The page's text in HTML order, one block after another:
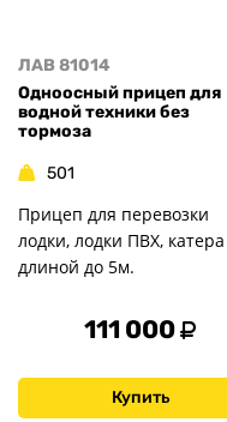
ЛАВ 81014
Одноосный прицеп для
водной техники без
тормоза
501
Прицеп для перевозки
лодки, лодки ПВХ, катера
длиной до 5м.
111 000
Купить